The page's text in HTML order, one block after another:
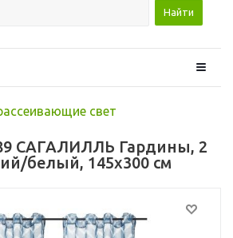
Найти
свет
САГАЛИЛЛЬ Гардины, 2
белый, 145x300 см